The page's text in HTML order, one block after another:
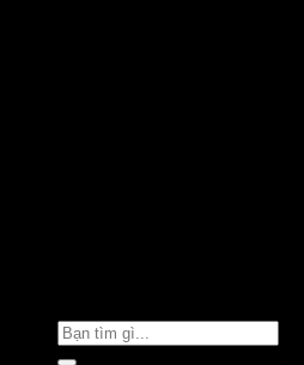
Tìm
kiếm: